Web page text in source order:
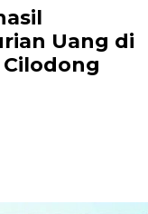
Uang di